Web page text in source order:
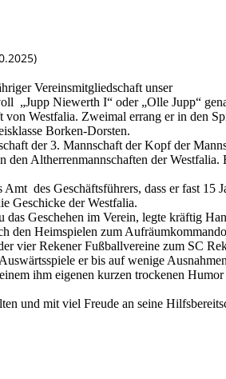
Vereinsmitgliedschaft unser
„Jupp Niewerth I“ oder „Olle Jupp“
Westfalia. Zweimal errang er in den
Borken-Dorsten.
der 3. Mannschaft der Kopf der
Altherrenmannschaften der Westfalia.
des Geschäftsführers, dass er fast 15
Geschicke der Westfalia.
Geschehen im Verein, legte kräftig
den Heimspielen zum
vier Rekener Fußballvereine zum SC
er bis auf wenige
ihm eigenen kurzen trockenen
und mit viel Freude an seine